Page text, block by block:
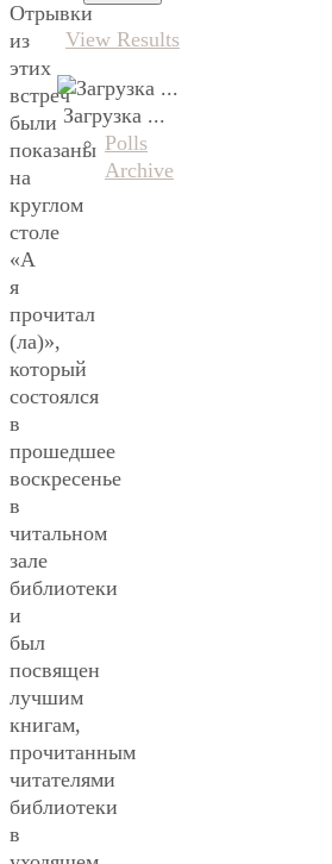
Отрывки
из
этих
встреч
были
показаны
на
круглом
столе
«А
я
прочитал
(ла)»,
который
состоялся
в
прошедшее
воскресенье
в
читальном
зале
библиотеки
и
был
посвящен
лучшим
книгам,
прочитанным
читателями
библиотеки
в
View Results
Загрузка ...
Polls
Archive